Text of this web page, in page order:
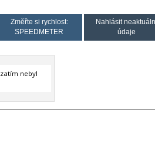
Změřte si rychlost:
SPEEDMETER
Nahlásit
údaje
zatím nebyl